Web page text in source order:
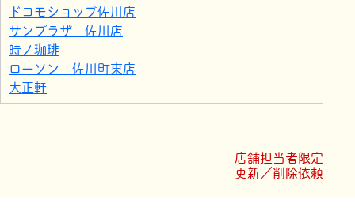
ドコモショップ佐川店
サンプラザ 佐川店
時ノ珈琲
ローソン 佐川町東店
大正軒
サンシャイン 佐川
店舗担当者限定
更新／削除依頼